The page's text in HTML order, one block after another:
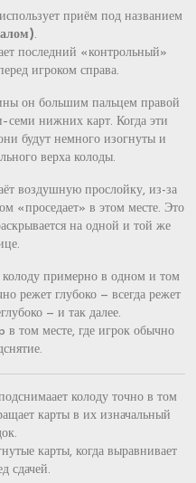
приём под названием
.
последний «контрольный»
игроком справа.
он большим пальцем правой
нижних карт. Когда эти
будут немного изогнуты и
верха колоды.
воздушную прослойку, из-за
«проседает» в этом месте. Это
на одной и той же
примерно в одном и том
режет глубоко — всегда режет
— и так далее.
том месте, где игрок обычно
колоду точно в том
карты в их изначальный
карты, когда выравнивает
сдачей.